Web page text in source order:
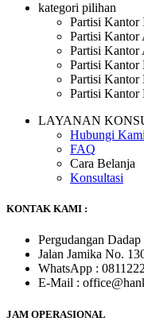
kategori pilihan
Partisi Kantor
Partisi Kantor
Partisi Kantor
Partisi Kantor
Partisi Kantor
Partisi Kantor
LAYANAN
Hubungi Kami
FAQ
Cara Belanja
Konsultasi
KONTAK KAMI :
Pergudangan
Jalan Jamika No.
WhatsApp :
E-Mail :
JAM OPERASIONAL